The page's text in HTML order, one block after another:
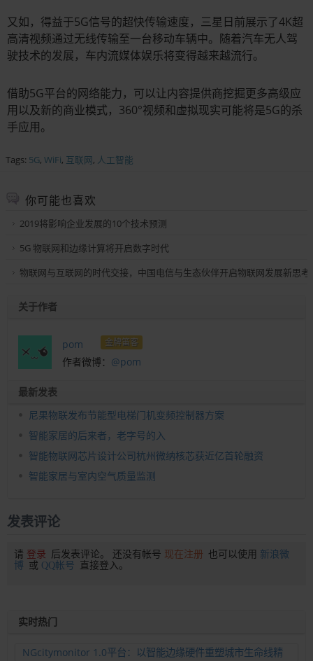
又如，得益于5G信号的超快传输速度，三星日前展示了4K超
高清视频通过无线传输至一台移动车辆中。随着汽车无人驾
驶技术的发展，车内流媒体娱乐将变得越来越流行。
借助5G平台的网络能力，可以让内容提供商挖掘更多高级应
用以及新的商业模式，360°视频和虚拟现实可能将是5G的杀
手应用。
Tags: 5G, WiFi, 互联网, 人工智能
你可能也喜欢
2019将影响企业发展的10个技术预测
5G 物联网和边缘计算将开启数字时代
物联网与互联网的时代交接，中国电信与生态伙伴开启物联网发展新思考
关于作者
pom 金牌笛客
作者微博： @pom
最新发表
尼果物联发布节能型电梯门机变频控制器方案
智能家居的后来者，老字号的入
智能物联网芯片设计公司杭州微纳核芯获近亿首轮融资
智能家居与室内空气质量监测
发表评论
请 登录 后发表评论。 还没有帐号 现在注册 也可以使用 新浪微
博 或 QQ帐号 直接登入。
实时热门
NGcitymonitor 1.0平台：以智能边缘硬件重塑城市生命线精